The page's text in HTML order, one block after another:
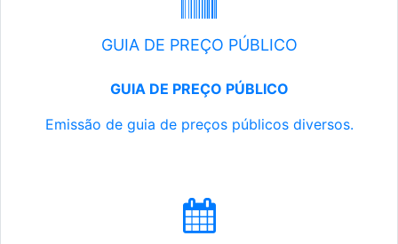
GUIA DE PREÇO PÚBLICO
GUIA DE PREÇO PÚBLICO
Emissão de guia de preços públicos diversos.